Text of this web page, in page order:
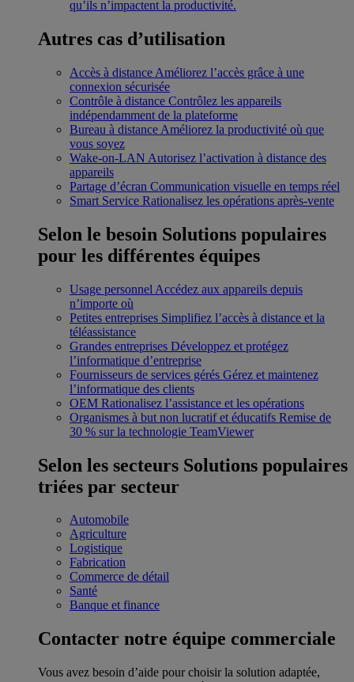
qu’ils n’impactent la productivité.
Autres cas d’utilisation
Accès à distance Améliorez l’accès grâce à une
connexion sécurisée
Contrôle à distance Contrôlez les appareils
indépendamment de la plateforme
Bureau à distance Améliorez la productivité où que
vous soyez
Wake-on-LAN Autorisez l’activation à distance des
appareils
Partage d’écran Communication visuelle en temps réel
Smart Service Rationalisez les opérations après-vente
Selon le besoin Solutions populaires
pour les différentes équipes
Usage personnel Accédez aux appareils depuis
n’importe où
Petites entreprises Simplifiez l’accès à distance et la
téléassistance
Grandes entreprises Développez et protégez
l’informatique d’entreprise
Fournisseurs de services gérés Gérez et maintenez
l’informatique des clients
OEM Rationalisez l’assistance et les opérations
Organismes à but non lucratif et éducatifs Remise de
30 % sur la technologie TeamViewer
Selon les secteurs Solutions populaires
triées par secteur
Automobile
Agriculture
Logistique
Fabrication
Commerce de détail
Santé
Banque et finance
Contacter notre équipe commerciale
Vous avez besoin d’aide pour choisir la solution adaptée,